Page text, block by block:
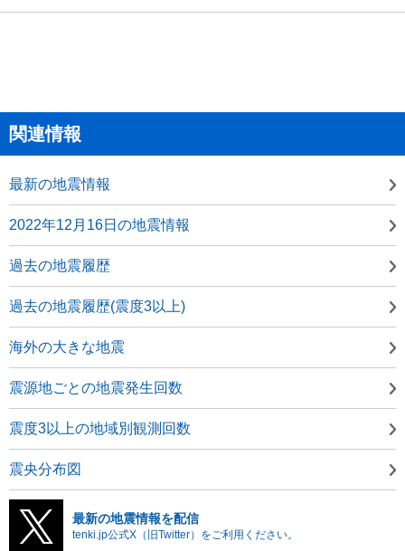
関連情報
最新の地震情報
2022年12月16日の地震情報
過去の地震履歴
過去の地震履歴(震度3以上)
海外の大きな地震
震源地ごとの地震発生回数
震度3以上の地域別観測回数
震央分布図
最新の地震情報を配信
tenki.jp公式X（旧Twitter）をご利用ください。